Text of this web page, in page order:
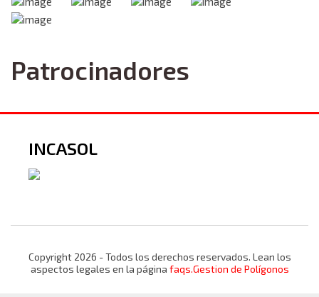
Patrocinadores
INCASOL
Copyright 2026 - Todos los derechos reservados. Lean los
aspectos legales en la página faqs.Gestion de Polígonos